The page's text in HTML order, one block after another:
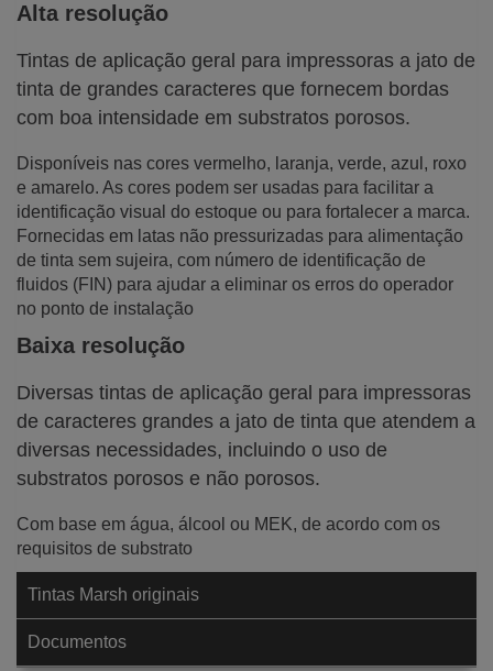
Alta resolução
Tintas de aplicação geral para impressoras a jato de
tinta de grandes caracteres que fornecem bordas
com boa intensidade em substratos porosos.
Disponíveis nas cores vermelho, laranja, verde, azul, roxo
e amarelo. As cores podem ser usadas para facilitar a
identificação visual do estoque ou para fortalecer a marca.
Fornecidas em latas não pressurizadas para alimentação
de tinta sem sujeira, com número de identificação de
fluidos (FIN) para ajudar a eliminar os erros do operador
no ponto de instalação
Baixa resolução
Diversas tintas de aplicação geral para impressoras
de caracteres grandes a jato de tinta que atendem a
diversas necessidades, incluindo o uso de
substratos porosos e não porosos.
Com base em água, álcool ou MEK, de acordo com os
requisitos de substrato
Tintas Marsh originais
Documentos